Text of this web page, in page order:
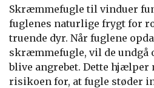
Skræmmefugle til vinduer
fuglenes naturlige frygt for
truende dyr. Når fuglene
skræmmefugle, vil de undgå
blive angrebet. Dette hjælper
risikoen for, at fugle støder